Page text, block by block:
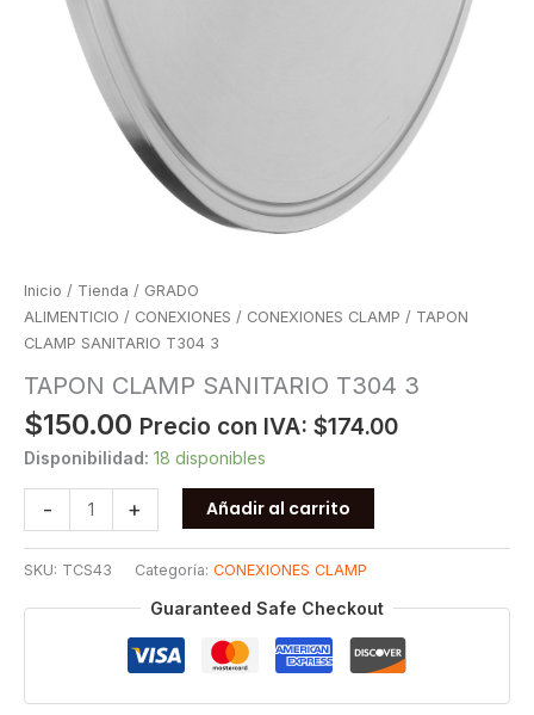
Inicio / Tienda / GRADO
ALIMENTICIO / CONEXIONES / CONEXIONES CLAMP / TAPON
CLAMP SANITARIO T304 3
TAPON CLAMP SANITARIO T304 3
$150.00 Precio con IVA: $174.00
Disponibilidad: 18 disponibles
-
CLAMP
SANITARIO
T304
3
+ Añadir al carrito
SKU: TCS43 Categoría: CONEXIONES CLAMP
Guaranteed Safe Checkout